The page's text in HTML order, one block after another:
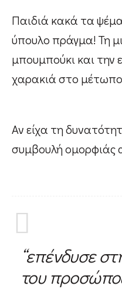
Παιδιά κακά τα
ύπουλο πράγμα! Τη
μπουμπούκι και την
χαρακιά στο
Αν είχα τη
συμβουλή ομορφιάς
“επένδυσε
του